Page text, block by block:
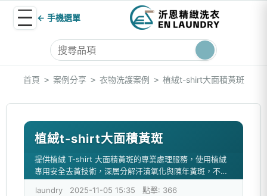
← 手機選單
首頁 > 案例分享 > 衣物洗護案例 > 植絨t-shirt大面積黃斑
植絨t-shirt大面積黃斑
提供植絨 T-shirt 大面積黃斑的專業處理服務，使用植絨
專用安全去黃技術，深層分解汗漬氧化與陳年黃斑，不傷
laundry 2025-11-05 15:35 點擊: 366